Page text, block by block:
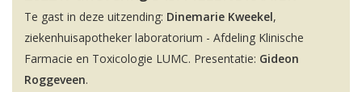
Te gast in deze uitzending: Dinemarie Kweekel,
ziekenhuisapotheker laboratorium - Afdeling Klinische
Farmacie en Toxicologie LUMC. Presentatie: Gideon
Roggeveen.